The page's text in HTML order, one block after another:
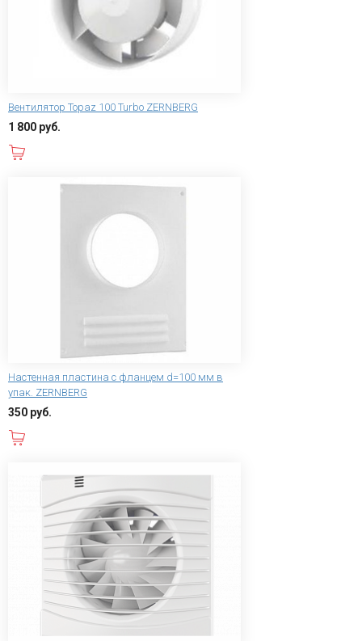
Вентилятор Topaz 100 Turbo ZERNBERG
1 800 руб.
Настенная пластина с фланцем d=100 мм в
упак. ZERNBERG
350 руб.